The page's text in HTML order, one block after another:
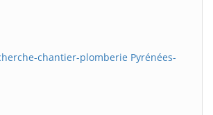
chantier-plomberie Pyrénées-